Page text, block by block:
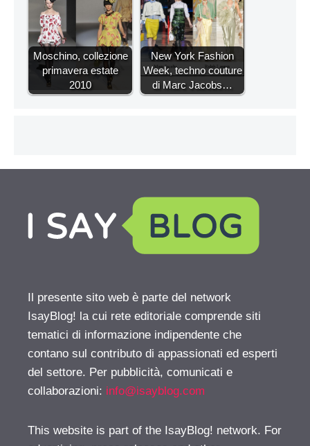
Moschino, collezione
primavera estate
2010
New York Fashion
Week, techno couture
di Marc Jacobs…
Il presente sito web è parte del network
IsayBlog! la cui rete editoriale comprende siti
tematici di informazione indipendente che
contano sul contributo di appassionati ed esperti
del settore. Per pubblicità, comunicati e
collaborazioni: info@isayblog.com
This website is part of the IsayBlog! network. For